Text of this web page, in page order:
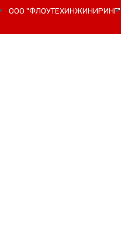
ООО "ФЛОУТЕХИНЖИНИРИНГ"